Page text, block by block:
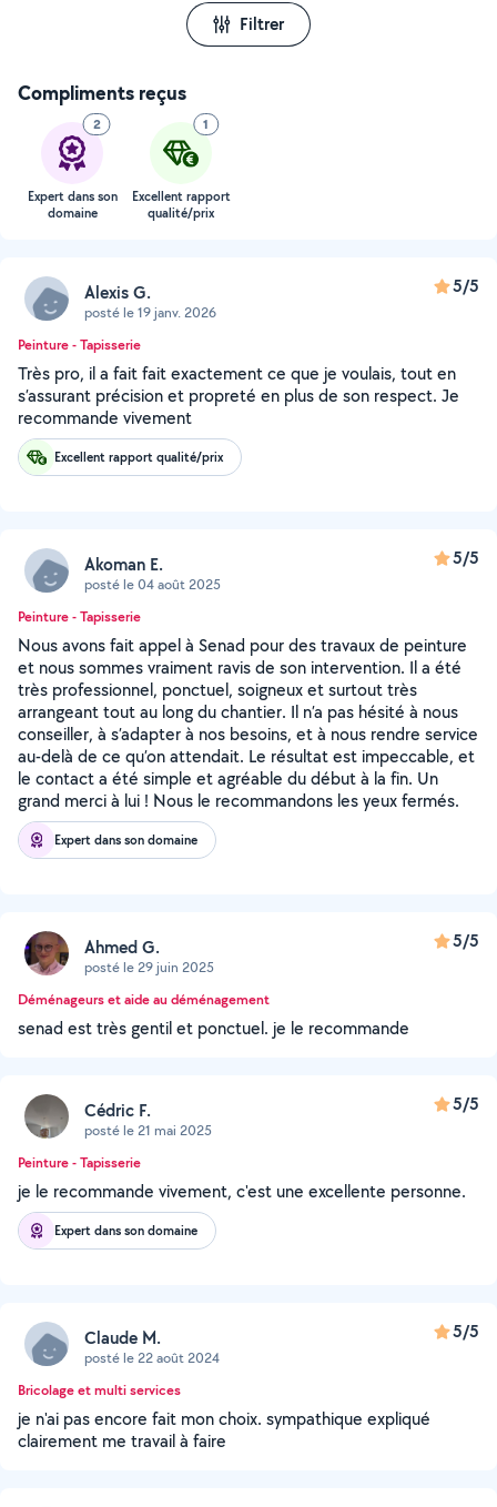
Filtrer
Compliments reçus
2
Expert dans son
domaine
1
Excellent rapport
qualité/prix
Alexis G.
posté le 19 janv. 2026
5/5
Peinture - Tapisserie
Très pro, il a fait fait exactement ce que je voulais, tout en
s’assurant précision et propreté en plus de son respect. Je
recommande vivement
Excellent rapport qualité/prix
Akoman E.
posté le 04 août 2025
5/5
Peinture - Tapisserie
Nous avons fait appel à Senad pour des travaux de peinture
et nous sommes vraiment ravis de son intervention. Il a été
très professionnel, ponctuel, soigneux et surtout très
arrangeant tout au long du chantier. Il n’a pas hésité à nous
conseiller, à s’adapter à nos besoins, et à nous rendre service
au-delà de ce qu’on attendait. Le résultat est impeccable, et
le contact a été simple et agréable du début à la fin. Un
grand merci à lui ! Nous le recommandons les yeux fermés.
Expert dans son domaine
Ahmed G.
posté le 29 juin 2025
5/5
Déménageurs et aide au déménagement
senad est très gentil et ponctuel. je le recommande
Cédric F.
posté le 21 mai 2025
5/5
Peinture - Tapisserie
je le recommande vivement, c'est une excellente personne.
Expert dans son domaine
Claude M.
posté le 22 août 2024
5/5
Bricolage et multi services
je n'ai pas encore fait mon choix. sympathique expliqué
clairement me travail à faire